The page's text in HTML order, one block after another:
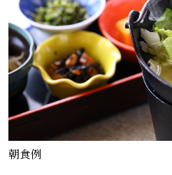
朝食例